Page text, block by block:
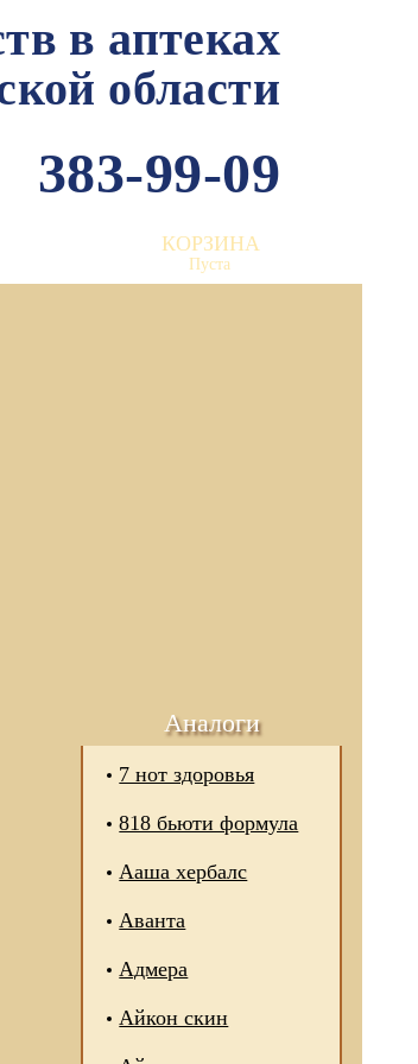
в аптеках
области
383-99-09
КОРЗИНА
Пуста
Аналоги
7 нот здоровья
818 бьюти формула
Ааша хербалс
Аванта
Адмера
Айкон скин